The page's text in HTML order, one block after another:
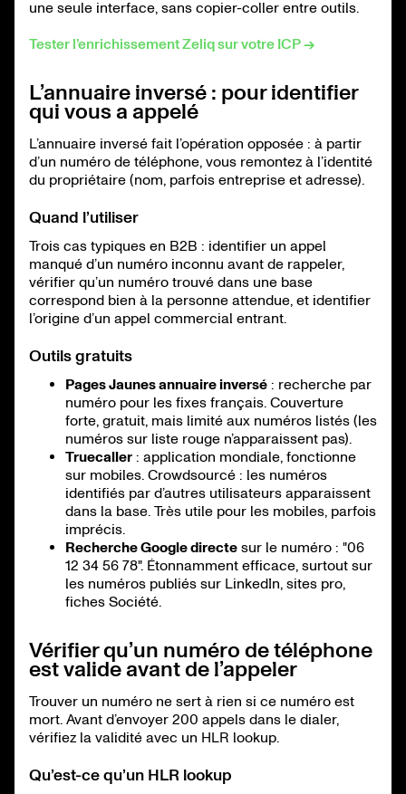
une seule interface, sans copier-coller entre outils.
Tester l’enrichissement Zeliq sur votre ICP →
L’annuaire inversé : pour identifier
qui vous a appelé
L’annuaire inversé fait l’opération opposée : à partir
d’un numéro de téléphone, vous remontez à l’identité
du propriétaire (nom, parfois entreprise et adresse).
Quand l’utiliser
Trois cas typiques en B2B : identifier un appel
manqué d’un numéro inconnu avant de rappeler,
vérifier qu’un numéro trouvé dans une base
correspond bien à la personne attendue, et identifier
l’origine d’un appel commercial entrant.
Outils gratuits
Pages Jaunes annuaire inversé : recherche par
numéro pour les fixes français. Couverture
forte, gratuit, mais limité aux numéros listés (les
numéros sur liste rouge n’apparaissent pas).
Truecaller : application mondiale, fonctionne
sur mobiles. Crowdsourcé : les numéros
identifiés par d’autres utilisateurs apparaissent
dans la base. Très utile pour les mobiles, parfois
imprécis.
Recherche Google directe sur le numéro : "06
12 34 56 78". Étonnamment efficace, surtout sur
les numéros publiés sur LinkedIn, sites pro,
fiches Société.
Vérifier qu’un numéro de téléphone
est valide avant de l’appeler
Trouver un numéro ne sert à rien si ce numéro est
mort. Avant d’envoyer 200 appels dans le dialer,
vérifiez la validité avec un HLR lookup.
Qu’est-ce qu’un HLR lookup